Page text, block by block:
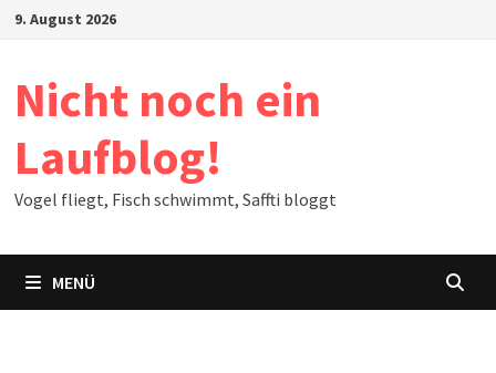
Zum9. August 2026
Nicht noch ein
Laufblog!
Vogel fliegt, Fisch schwimmt, Saffti bloggt
MENÜ